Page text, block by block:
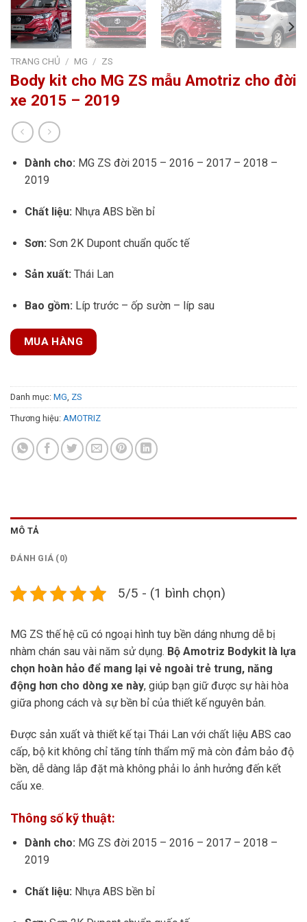
TRANG CHỦ / MG / ZS
Body kit cho MG ZS mẫu Amotriz cho đời
xe 2015 – 2019
Dành cho: MG ZS đời 2015 – 2016 – 2017 – 2018 –
2019
Chất liệu: Nhựa ABS bền bỉ
Sơn: Sơn 2K Dupont chuẩn quốc tế
Sản xuất: Thái Lan
Bao gồm: Líp trước – ốp sườn – líp sau
MUA HÀNG
Danh mục: MG, ZS
Thương hiệu: AMOTRIZ
MÔ TẢ
ĐÁNH GIÁ (0)
5/5 - (1 bình chọn)
MG ZS thế hệ cũ có ngoại hình tuy bền dáng nhưng dễ bị
nhàm chán sau vài năm sử dụng. Bộ Amotriz Bodykit là lựa
chọn hoàn hảo để mang lại vẻ ngoài trẻ trung, năng
động hơn cho dòng xe này, giúp bạn giữ được sự hài hòa
giữa phong cách và sự bền bỉ của thiết kế nguyên bản.
Được sản xuất và thiết kế tại Thái Lan với chất liệu ABS cao
cấp, bộ kit không chỉ tăng tính thẩm mỹ mà còn đảm bảo độ
bền, dễ dàng lắp đặt mà không phải lo ảnh hưởng đến kết
cấu xe.
Thông số kỹ thuật:
Dành cho: MG ZS đời 2015 – 2016 – 2017 – 2018 –
2019
Chất liệu: Nhựa ABS bền bỉ